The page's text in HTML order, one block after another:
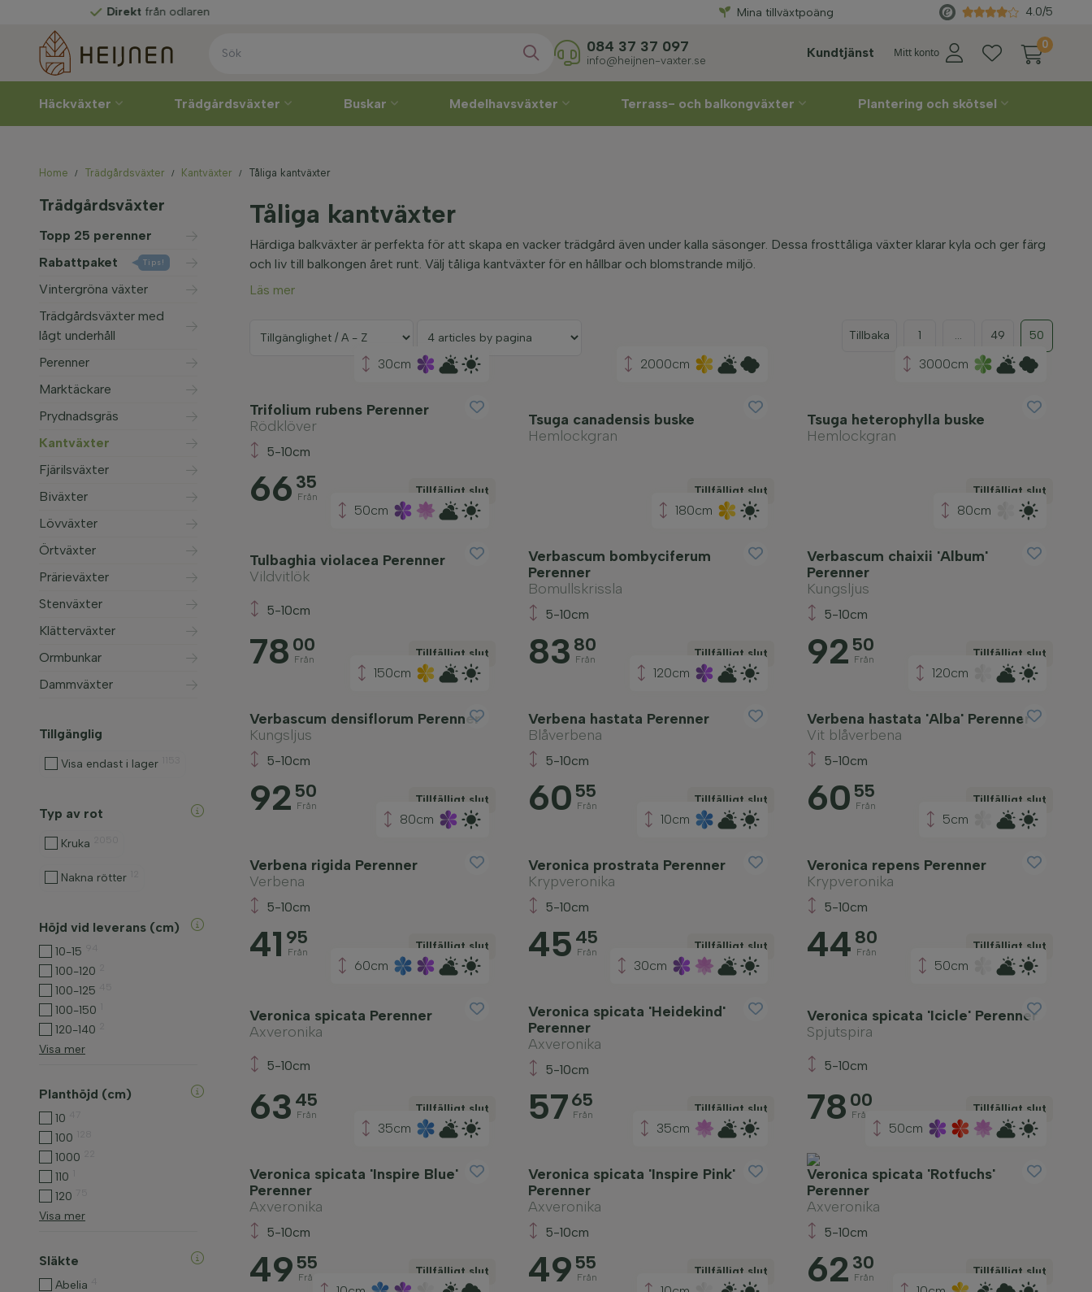
från odlaren Väljleveransvecka
Mina tillväxtpoäng 4.0/5
Kundtjänst Mitt konto
0
084 37 37 097
info@heijnen-vaxter.se
Häckväxter Trädgårdsväxter Buskar Medelhavsväxter Terrass- och balkongväxter Plantering och skötsel
Home Trädgårdsväxter Kantväxter Tåliga kantväxter
Trädgårdsväxter
Topp 25 perenner
Rabattpaket
Tips!
Vintergröna växter
Trädgårdsväxter med
lågt underhåll
Perenner
Marktäckare
Prydnadsgräs
Kantväxter
Fjärilsväxter
Biväxter
Lövväxter
Örtväxter
Prärieväxter
Stenväxter
Klätterväxter
Ormbunkar
Dammväxter
Tillgänglig
Visa endast i lager
Typ av rot
Kruka
Nakna rötter
Höjd vid leverans (cm)
10-15
100-120
100-125
100-150
120-140
Visa mer
Planthöjd (cm)
10
100
1000
110
120
Visa mer
Släkte
Abelia
Tåliga kantväxter
Härdiga balkväxter är perfekta för att skapa en vacker trädgård även under kalla säsonger. Dessa frosttåliga växter klarar kyla och ger färg
och liv till balkongen året runt. Välj tåliga kantväxter för en hållbar och blomstrande miljö.
Läs mer
Tillbaka 1 ... 49 50
30cm
Trifolium rubens Perenner
Rödklöver
5-10cm
66 35
Från Tillfälligt slut
2000cm
Tsuga canadensis buske
Hemlockgran
Tillfälligt slut
3000cm
Tsuga heterophylla buske
Hemlockgran
Tillfälligt slut
50cm
Tulbaghia violacea Perenner
Vildvitlök
5-10cm
78 00
Från Tillfälligt slut
180cm
Verbascum bombyciferum
Perenner
Bomullskrissla
5-10cm
83 80
Från Tillfälligt slut
80cm
Verbascum chaixii 'Album'
Perenner
Kungsljus
5-10cm
92 50
Från Tillfälligt slut
150cm
Verbascum densiflorum Perenner
Kungsljus
5-10cm
92 50
Från Tillfälligt slut
120cm
Verbena hastata Perenner
Blåverbena
5-10cm
60 55
Från Tillfälligt slut
120cm
Verbena hastata 'Alba' Perenner
Vit blåverbena
5-10cm
60 55
Från Tillfälligt slut
80cm
Verbena rigida Perenner
Verbena
5-10cm
41 95
Från Tillfälligt slut
10cm
Veronica prostrata Perenner
Krypveronika
5-10cm
45 45
Från Tillfälligt slut
5cm
Veronica repens Perenner
Krypveronika
5-10cm
44 80
Från Tillfälligt slut
60cm
Veronica spicata Perenner
Axveronika
5-10cm
63 45
Från Tillfälligt slut
30cm
Veronica spicata 'Heidekind'
Perenner
Axveronika
5-10cm
5765
Från Tillfälligt slut
50cm
Veronica spicata 'Icicle' Perenner
Spjutspira
5-10cm
78 00
Från Tillfälligt slut
35cm
Veronica spicata 'Inspire Blue'
Perenner
Axveronika
5-10cm
49 55
Från Tillfälligt slut
35cm
Veronica spicata 'Inspire Pink'
Perenner
Axveronika
5-10cm
49 55
Från Tillfälligt slut
50cm
Veronica spicata 'Rotfuchs'
Perenner
Axveronika
5-10cm
62 30
Från Tillfälligt slut